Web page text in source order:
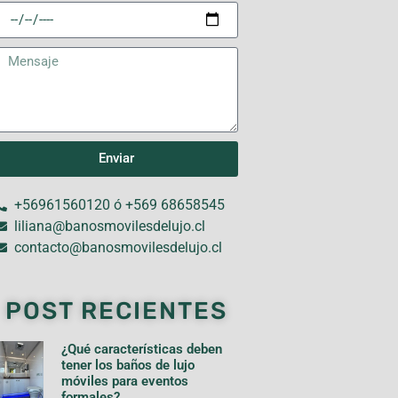
Enviar
+56961560120 ó +569 68658545
liliana@banosmovilesdelujo.cl
contacto@banosmovilesdelujo.cl
POST RECIENTES
¿Qué características deben
tener los baños de lujo
móviles para eventos